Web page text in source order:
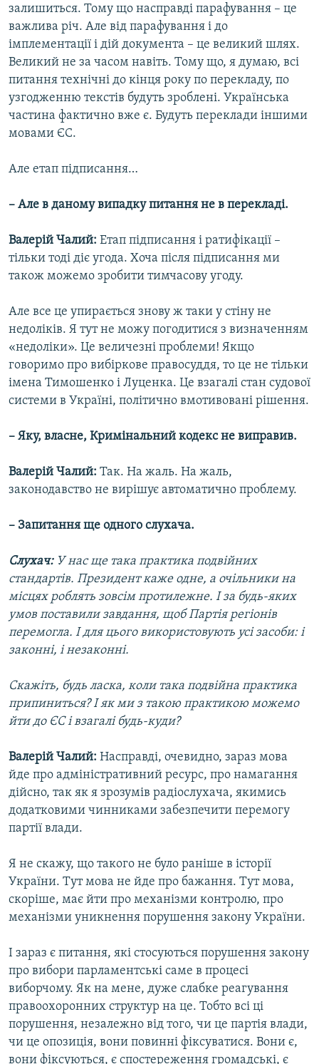
залишиться. Тому що насправді парафування – це
важлива річ. Але від парафування і до
імплементації і дій документа – це великий шлях.
Великий не за часом навіть. Тому що, я думаю, всі
питання технічні до кінця року по перекладу, по
узгодженню текстів будуть зроблені. Українська
частина фактично вже є. Будуть переклади іншими
мовами ЄС.
Але етап підписання…
– Але в даному випадку питання не в перекладі.
Валерій Чалий: Етап підписання і ратифікації –
тільки тоді діє угода. Хоча після підписання ми
також можемо зробити тимчасову угоду.
Але все це упирається знову ж таки у стіну не
недоліків. Я тут не можу погодитися з визначенням
«недоліки». Це величезні проблеми! Якщо
говоримо про вибіркове правосуддя, то це не тільки
імена Тимошенко і Луценка. Це взагалі стан судової
системи в Україні, політично вмотивовані рішення.
– Яку, власне, Кримінальний кодекс не виправив.
Валерій Чалий: Так. На жаль. На жаль,
законодавство не вирішує автоматично проблему.
– Запитання ще одного слухача.
Слухач: У нас ще така практика подвійних
стандартів. Президент каже одне, а очільники на
місцях роблять зовсім протилежне. І за будь-яких
умов поставили завдання, щоб Партія регіонів
перемогла. І для цього використовують усі засоби: і
законні, і незаконні.
Скажіть, будь ласка, коли така подвійна практика
припиниться? І як ми з такою практикою можемо
йти до ЄС і взагалі будь-куди?
Валерій Чалий: Насправді, очевидно, зараз мова
йде про адміністративний ресурс, про намагання
дійсно, так як я зрозумів радіослухача, якимись
додатковими чинниками забезпечити перемогу
партії влади.
Я не скажу, що такого не було раніше в історії
України. Тут мова не йде про бажання. Тут мова,
скоріше, має йти про механізми контролю, про
механізми уникнення порушення закону України.
І зараз є питання, які стосуються порушення закону
про вибори парламентські саме в процесі
виборчому. Як на мене, дуже слабке реагування
правоохоронних структур на це. Тобто всі ці
порушення, незалежно від того, чи це партія влади,
чи це опозиція, вони повинні фіксуватися. Вони є,
вони фіксуються, є спостереження громадські, є